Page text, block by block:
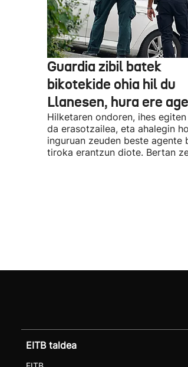
Guardia zibil batek
bikotekide ohia hil du
Llanesen, hura ere
Hilketaren ondoren, ihes
da erasotzailea, eta ahalegin
inguruan zeuden beste agente
tiroka erantzun diote. Bertan
EITB taldea